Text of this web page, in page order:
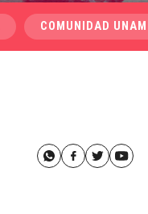
COMUNIDAD UNAM